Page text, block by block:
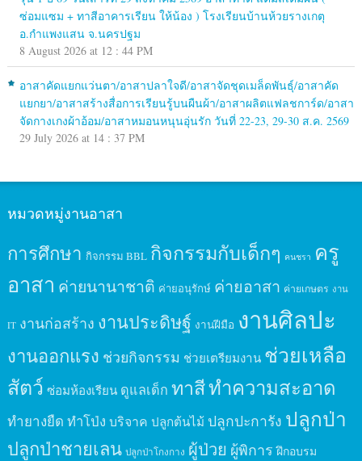
ซ่อมแซม + ทาสีอาคารเรียน ให้น้อง ) โรงเรียนบ้านห้วยรางเกตุ
อ.กำแพงแสน จ.นครปฐม
8 August 2026 at 12 : 44 PM
อาสาคัดแยกแว่นตา/อาสาปลาใจดี/อาสาจัดชุดเมล็ดพันธุ์/อาสาคัด
แยกยา/อาสาสร้างสื่อการเรียนรู้บนผืนผ้า/อาสาผลิตแฟลชการ์ด/อาสา
จัดกางเกงผ้าอ้อม/อาสาหมอนหนุนอุ่นรัก วันที่ 22-23, 29-30 ส.ค. 2569
29 July 2026 at 14 : 37 PM
หมวดหมู่งานอาสา
การศึกษา กิจกรรม BBL กิจกรรมกับเด็กๆ คนชรา ครู
อาสา ค่ายนานาชาติ ค่ายอนุรักษ์ ค่ายอาสา ค่ายเกษตร งาน
IT งานก่อสร้าง งานประดิษฐ์ งานฝีมือ งานศิลปะ
งานออกแรง ช่วยกิจกรรม ช่วยเตรียมงาน ช่วยเหลือ
สัตว์ ซ่อมห้องเรียน ดูแลเด็ก ทาสีทำความสะอาด
ทำยางยืด ทำโป่ง บริจาค ปลูกต้นไม้ ปลูกปะการัง ปลูกป่า
ปลูกป่าชายเลน ปลูกป่าโกงกาง ผู้ป่วย ผู้พิการ ฝึกอบรม